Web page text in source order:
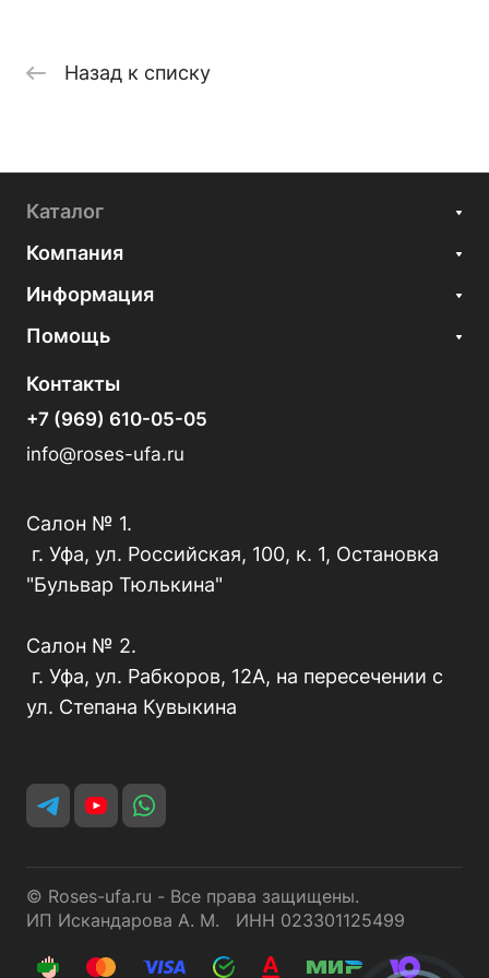
Назад к списку
Каталог
Компания
Информация
Помощь
Контакты
+7 (969) 610-05-05
info@roses-ufa.ru
Салон № 1.
г. Уфа, ул. Российская, 100, к. 1, Остановка
"Бульвар Тюлькина"
Салон № 2.
г. Уфа, ул. Рабкоров, 12А, на пересечении с
ул. Степана Кувыкина
© Roses-ufa.ru - Все права защищены.
ИП Искандарова А. М. ИНН 023301125499